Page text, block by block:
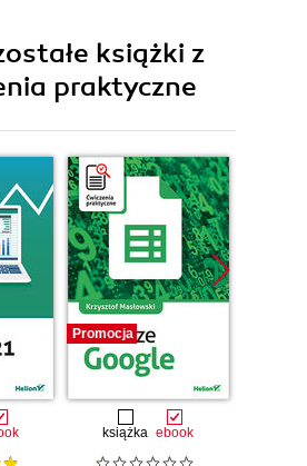
książki z
praktyczne
Promocja
książka ebook